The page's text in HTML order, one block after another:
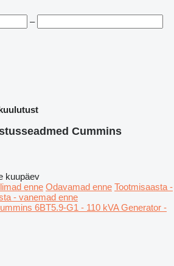
–
Cummins
kuupäev
enne Odavamad enne Tootmisaasta -
- vanemad enne